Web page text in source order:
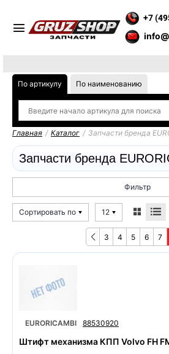
+7
По артикулу По наименованию
Главная / Каталог / Запчасти бренда
Запчасти бренда
Фильтр
Сортировать по 12
3 4 5 6 7
EURORICAMBI 88530920
Штифт механизма КПП Volvo FH